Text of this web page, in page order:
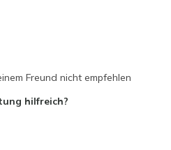
Freund nicht empfehlen
hilfreich?